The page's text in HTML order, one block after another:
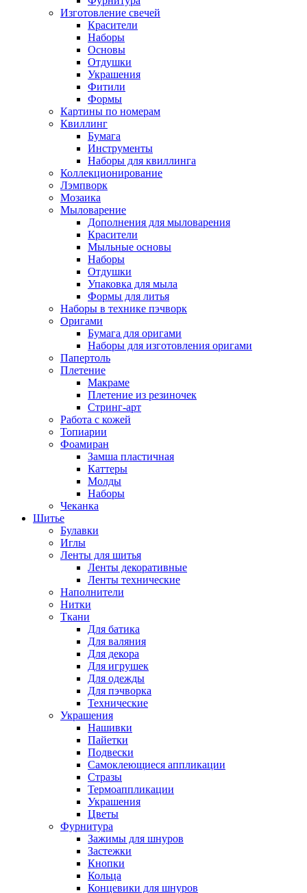
Изготовление свечей
Красители
Наборы
Основы
Отдушки
Украшения
Фитили
Формы
Картины по номерам
Квиллинг
Бумага
Инструменты
Наборы для квиллинга
Коллекционирование
Лэмпворк
Мозаика
Мыловарение
Дополнения для мыловарения
Красители
Мыльные основы
Наборы
Отдушки
Упаковка для мыла
Формы для литья
Наборы в технике пэчворк
Оригами
Бумага для оригами
Наборы для изготовления оригами
Папертоль
Плетение
Макраме
Плетение из резиночек
Стринг-арт
Работа с кожей
Топиарии
Фоамиран
Замша пластичная
Каттеры
Молды
Наборы
Чеканка
Шитье
Булавки
Иглы
Ленты для шитья
Ленты декоративные
Ленты технические
Наполнители
Нитки
Ткани
Для батика
Для валяния
Для декора
Для игрушек
Для одежды
Для пэчворка
Технические
Украшения
Нашивки
Пайетки
Подвески
Самоклеющиеся аппликации
Стразы
Термоаппликации
Украшения
Цветы
Фурнитура
Зажимы для шнуров
Застежки
Кнопки
Кольца
Концевики для шнуров